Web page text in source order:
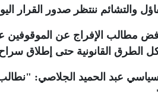
والتشائم ننتظر صدور القرار
مطالب الإفراج عن الموقوفين
الطرق القانونية حتى إطلاق
عبد الحميد الجلاصي: